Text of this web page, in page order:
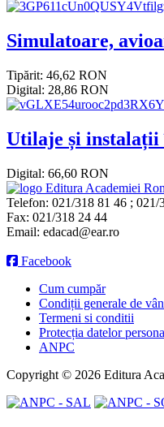
Simulatoare,
Tipărit: 46,62 RON
Digital: 28,86 RON
Utilaje și instalații
Digital: 66,60 RON
Editura Academiei
Telefon: 021/318 81 46 ; 021/
Fax: 021/318 24 44
Email: edacad@ear.ro
Facebook
Cum cumpăr
Condiții generale de
Termeni si conditii
Protecția datelor
ANPC
Copyright © 2026 Editura